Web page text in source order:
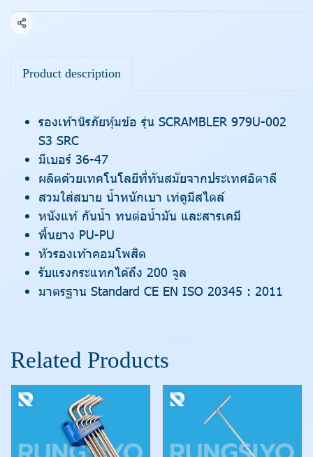
Share
Product description
รองเท้านิรภัยหุ้มข้อ รุ่น SCRAMBLER 979U-002
S3 SRC
มีเบอร์ 36-47
ผลิตด้วยเทคโนโลยีที่ทันสมัยจากประเทศอิตาลี
สวมใส่สบาย น้ำหนักเบา เท่ดูมีสไตล์
หนังแท้ กันน้ำ ทนต่อน้ำมัน และสารเคมี
พื้นยาง PU-PU
หัวรองเท้าคอมโพสิต
รับแรงกระแทกได้ถึง 200 จูล
มาตรฐาน Standard CE EN ISO 20345 : 2011
Related Products